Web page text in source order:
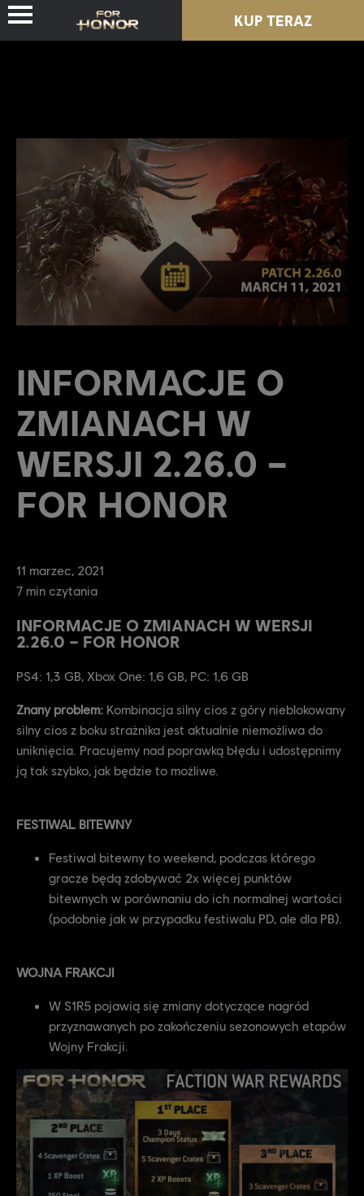
PRZEPUSTEK
NOWY SEZON
ZASOBY
KUP TERAZ
11 marzec, 2021
7 min czytania
INFORMACJE O
ZMIANACH W
WERSJI 2.26.0 –
FOR HONOR
INFORMACJE O ZMIANACH W WERSJI
2.26.0 – FOR HONOR
PS4: 1,3 GB, Xbox One: 1,6 GB, PC: 1,6 GB
Znany problem: Kombinacja silny cios z góry nieblokowany
silny cios z boku strażnika jest aktualnie niemożliwa do
uniknięcia. Pracujemy nad poprawką błędu i udostępnimy
ją tak szybko, jak będzie to możliwe.
FESTIWAL BITEWNY
Festiwal bitewny to weekend, podczas którego
gracze będą zdobywać 2x więcej punktów
bitewnych w porównaniu do ich normalnej wartości
(podobnie jak w przypadku festiwalu PD, ale dla PB).
WOJNA FRAKCJI
W S1R5 pojawią się zmiany dotyczące nagród
przyznawanych po zakończeniu sezonowych etapów
Wojny Frakcji.